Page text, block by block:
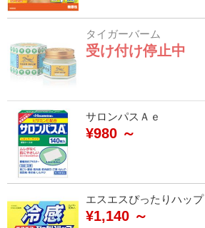
タイガーバーム
受け付け停止中
サロンパスＡｅ
¥980 ～
エスエスぴったりハップ
¥1,140 ～